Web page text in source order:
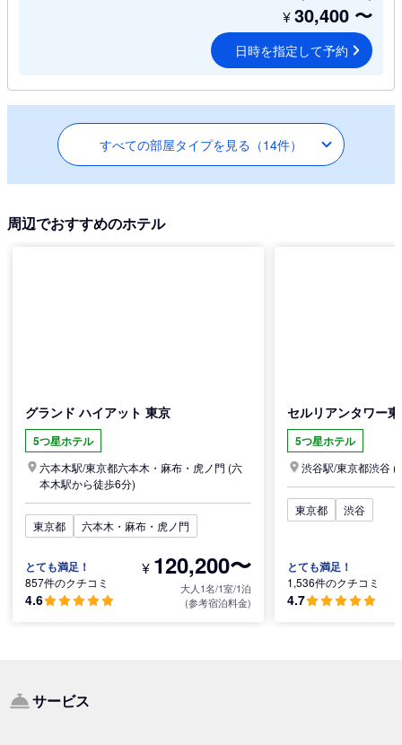
¥30,400 〜
日時を指定して予約
すべての部屋タイプを見る（14件）
周辺でおすすめのホテル
グランド ハイアット 東京
5つ星ホテル
六本木駅/東京都六本木・麻布・虎ノ門 (六
本木駅から徒歩6分)
東京都 六本木・麻布・虎ノ門
とても満足！
857件のクチコミ
4.6
¥ 120,200〜
大人1名/1室/1泊
(参考宿泊料金)
セルリアンタワー
5つ星ホテル
渋谷駅/東京都渋谷 (
東京都 渋谷
とても満足！
1,536件のクチコミ
4.7
サービス